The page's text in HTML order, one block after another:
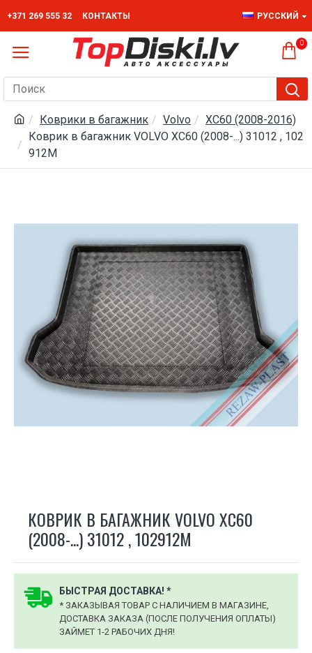
+371 269 555 32 КОНТАКТЫ РУССКИЙ
0
Коврики в багажник Volvo
XC60 (2008-2016)
Коврик в багажник VOLVO XC60 (2008-...) 31012 , 102
912M
КОВРИК В БАГАЖНИК VOLVO XC60
(2008-...) 31012 , 102912M
БЫСТРАЯ ДОСТАВКА! *
* ЗАКАЗЫВАЯ ТОВАР С НАЛИЧИЕМ В МАГАЗИНЕ,
ДОСТАВКА ЗАКАЗА (ПОСЛЕ ПОЛУЧЕНИЯ ОПЛАТЫ)
ЗАЙМЕТ 1-2 РАБОЧИХ ДНЯ!